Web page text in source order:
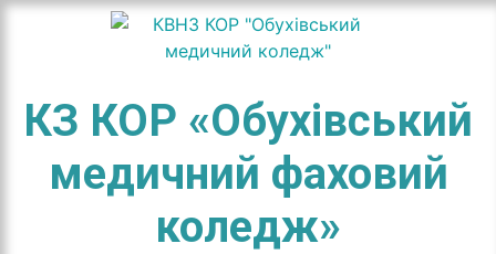
КЗ КОР «Обухівський
медичний фаховий
коледж»